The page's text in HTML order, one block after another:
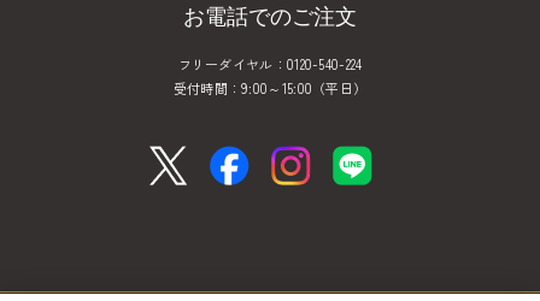
お電話でのご注文
フリーダイヤル：0120-540-224
受付時間：9:00～15:00（平日）